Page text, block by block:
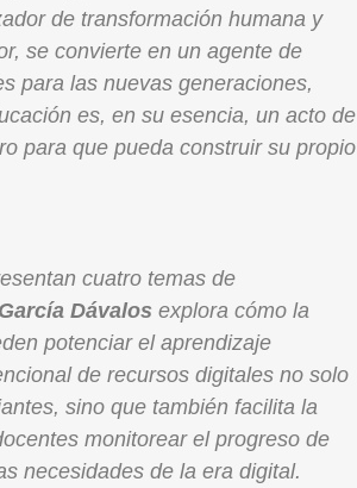
de transformación humana y
se convierte en un agente de
para las nuevas generaciones,
es, en su esencia, un acto de
para que pueda construir su propio
cuatro temas de
García Dávalos explora cómo la
potenciar el aprendizaje
de recursos digitales no solo
sino que también facilita la
monitorear el progreso de
necesidades de la era digital.